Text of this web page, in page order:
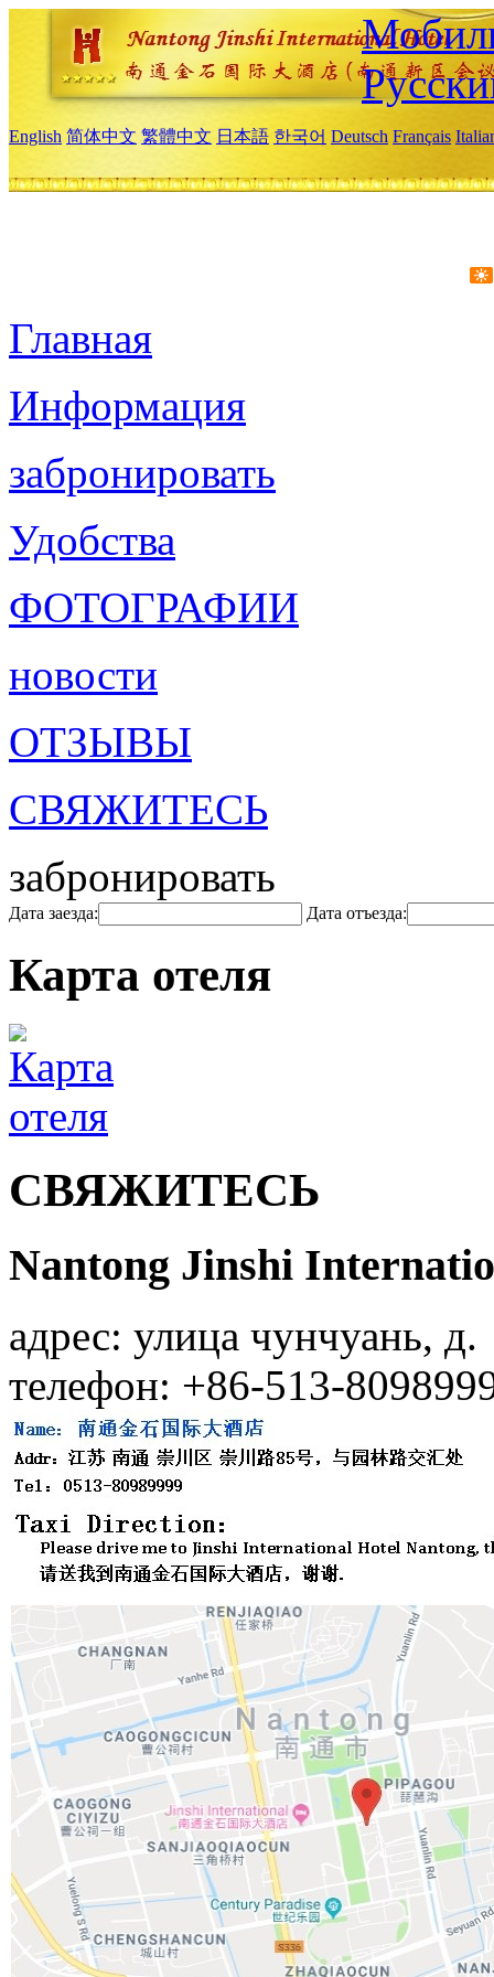
English 简体中文 繁體中文 日本語 한국어 Deutsch Français
Главная
Информация
забронировать
Удобства
ФОТОГРАФИИ
новости
ОТЗЫВЫ
СВЯЖИТЕСЬ
забронировать
Дата заезда: Дата отъезда:
Карта отеля
СВЯЖИТЕСЬ
Nantong Jinshi
адрес: улица чунчуань, д.
телефон: +86-513-